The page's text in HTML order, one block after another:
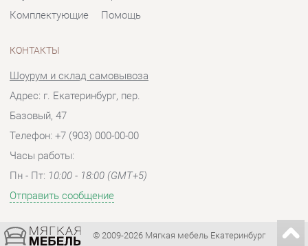
Телефон: +7 (903) 000-00-00
Пн - Пт:10:00 - 18:00 (GMT+5)
Отправить сообщение